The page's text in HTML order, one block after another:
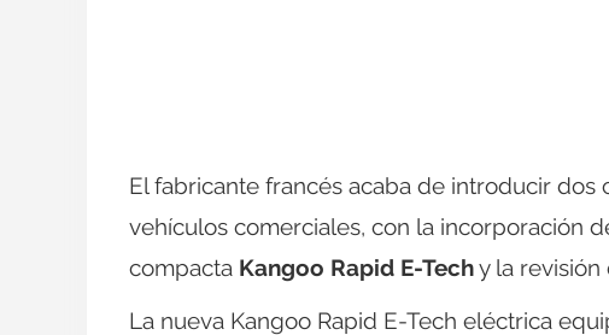
El fabricante francés acaba de introducir
vehículos comerciales, con la incorporación
compacta Kangoo Rapid E-Techy la revisión
La nueva Kangoo Rapid E-Tech eléctrica